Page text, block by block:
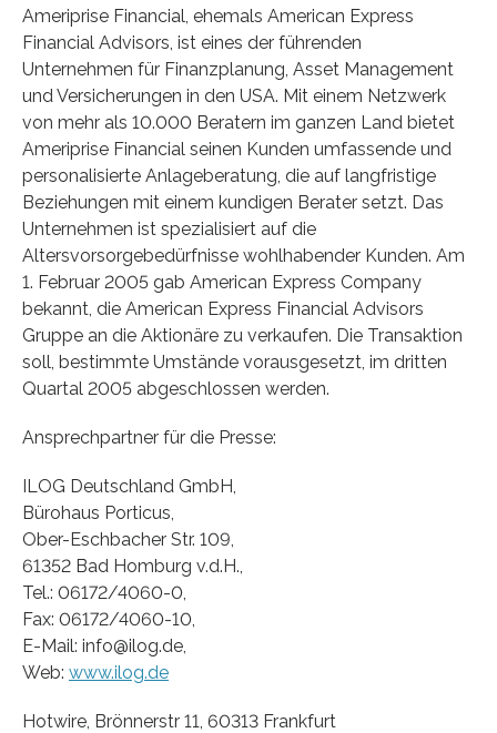
Ameriprise Financial, ehemals American Express
Financial Advisors, ist eines der führenden
Unternehmen für Finanzplanung, Asset Management
und Versicherungen in den USA. Mit einem Netzwerk
von mehr als 10.000 Beratern im ganzen Land bietet
Ameriprise Financial seinen Kunden umfassende und
personalisierte Anlageberatung, die auf langfristige
Beziehungen mit einem kundigen Berater setzt. Das
Unternehmen ist spezialisiert auf die
Altersvorsorgebedürfnisse wohlhabender Kunden. Am
1. Februar 2005 gab American Express Company
bekannt, die American Express Financial Advisors
Gruppe an die Aktionäre zu verkaufen. Die Transaktion
soll, bestimmte Umstände vorausgesetzt, im dritten
Quartal 2005 abgeschlossen werden.
Ansprechpartner für die Presse:
ILOG Deutschland GmbH,
Bürohaus Porticus,
Ober-Eschbacher Str. 109,
61352 Bad Homburg v.d.H.,
Tel.: 06172/4060-0,
Fax: 06172/4060-10,
E-Mail: info@ilog.de,
Web: www.ilog.de
Hotwire, Brönnerstr 11, 60313 Frankfurt